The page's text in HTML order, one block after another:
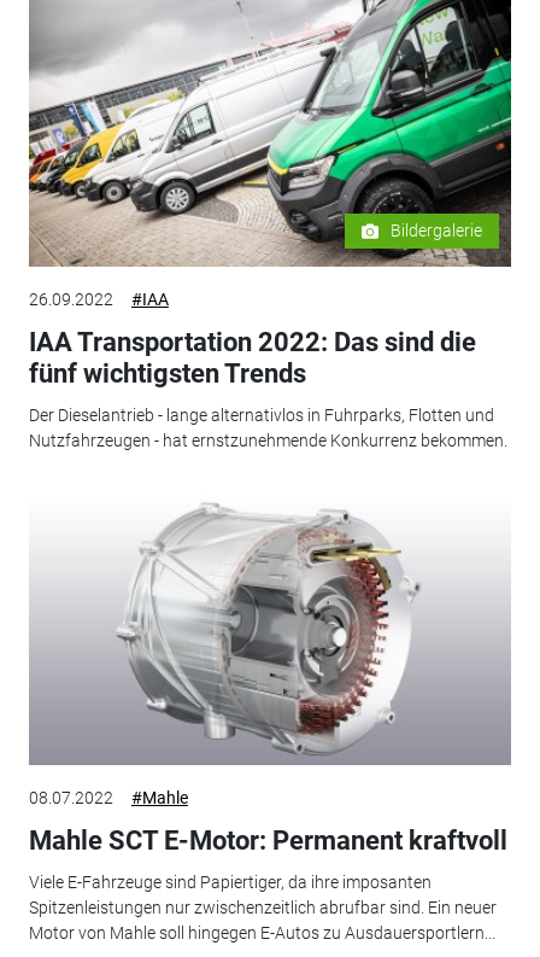
Bildergalerie
26.09.2022 #IAA
IAA Transportation 2022: Das sind die
fünf wichtigsten Trends
Der Dieselantrieb - lange alternativlos in Fuhrparks, Flotten und
Nutzfahrzeugen - hat ernstzunehmende Konkurrenz bekommen.
08.07.2022 #Mahle
Mahle SCT E-Motor: Permanent kraftvoll
Viele E-Fahrzeuge sind Papiertiger, da ihre imposanten
Spitzenleistungen nur zwischenzeitlich abrufbar sind. Ein neuer
Motor von Mahle soll hingegen E-Autos zu Ausdauersportlern...